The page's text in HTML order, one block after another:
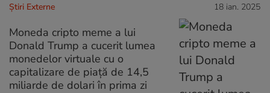
Știri Externe 18 ian. 2025
Moneda cripto meme a lui
Donald Trump a cucerit lumea
monedelor virtuale cu o
capitalizare de piață de 14,5
miliarde de dolari în prima zi